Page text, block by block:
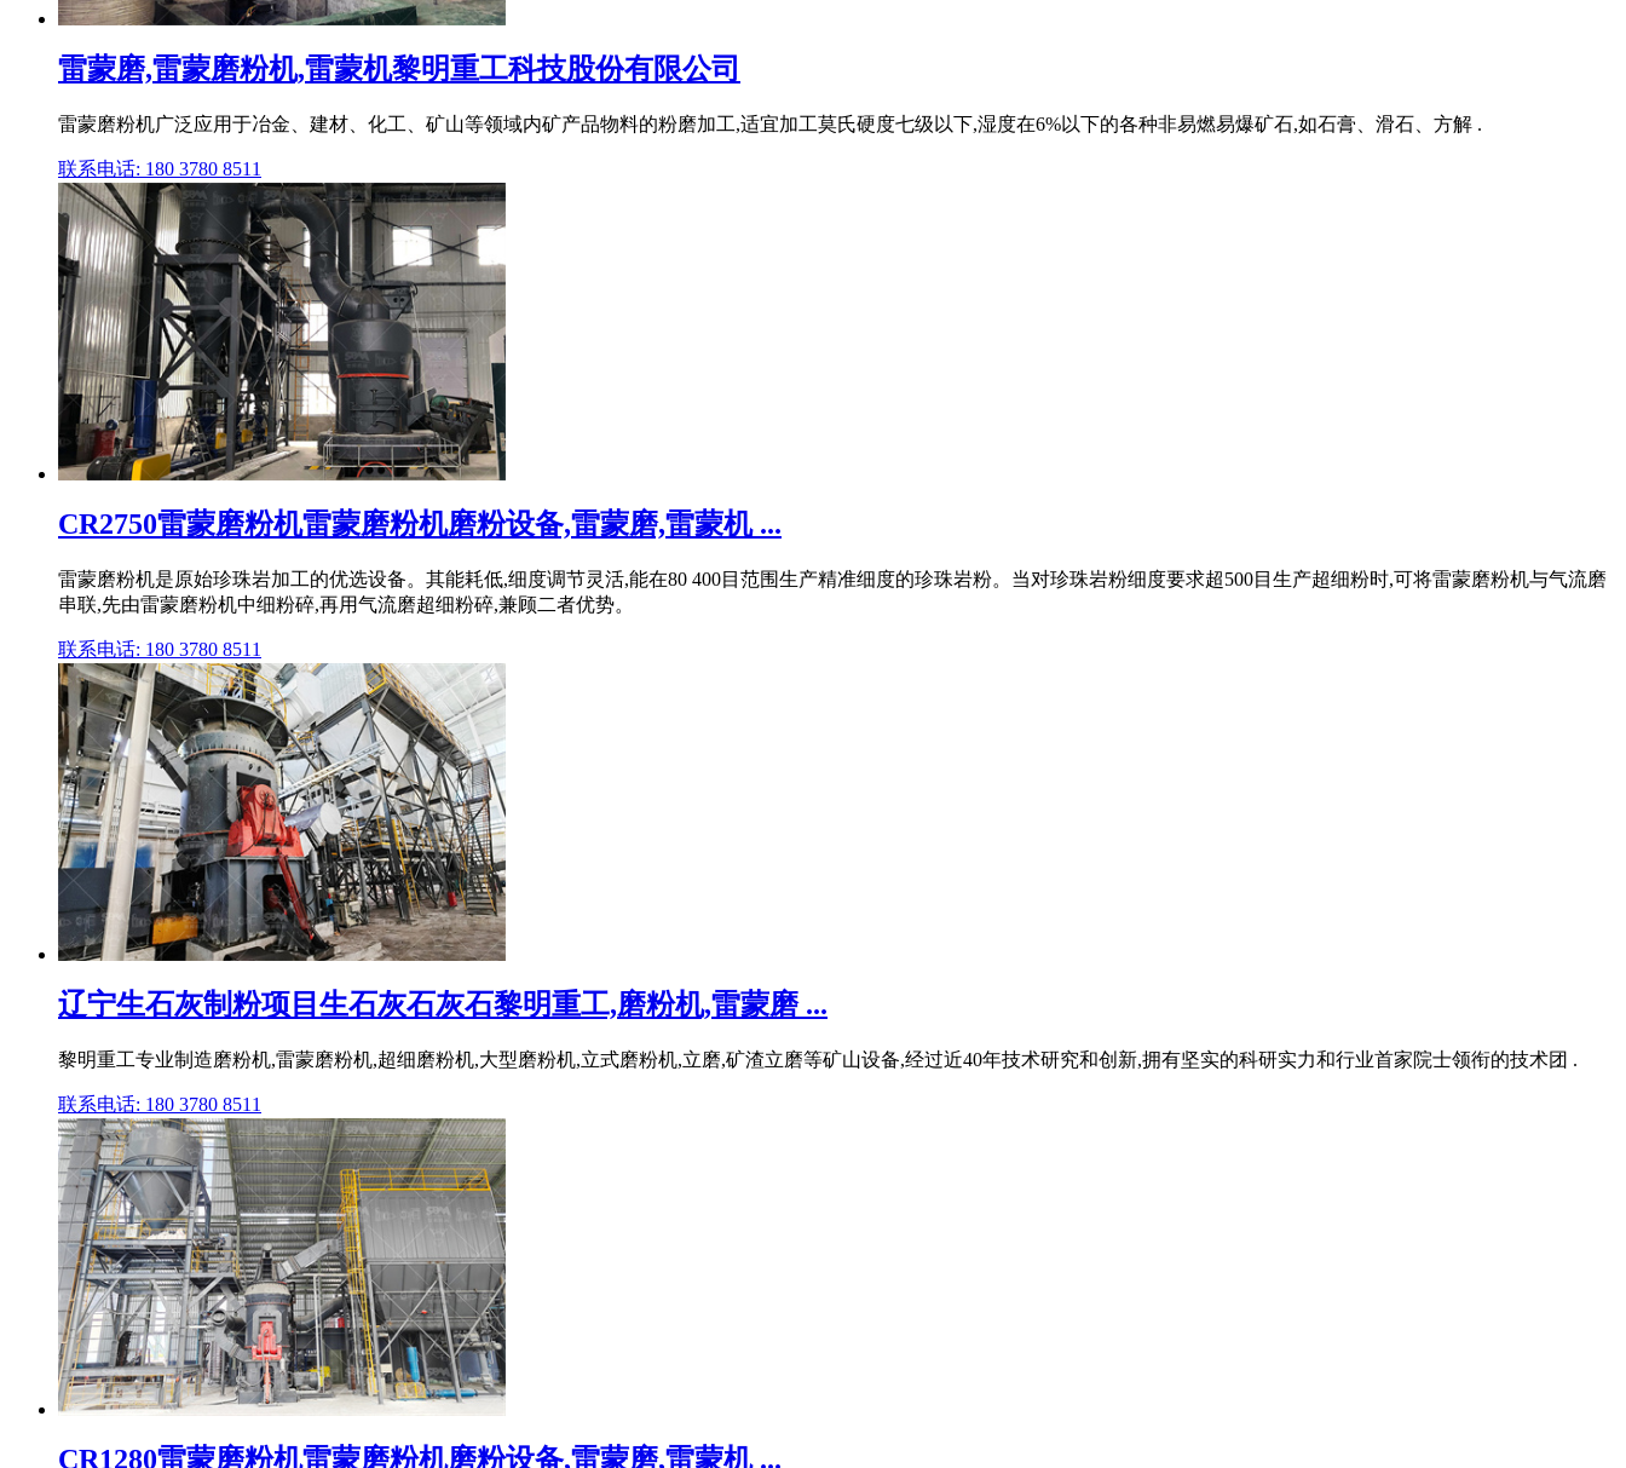
雷蒙磨,雷蒙磨粉机,雷蒙机黎明重工科技股份有限公司
雷蒙磨粉机广泛应用于冶金、建材、化工、矿山等领域内矿产品物料的粉磨加工,适宜加工莫氏硬度七级以下,湿度在6%以下的各种非易燃易爆矿石,如石膏、滑石、方解 .
联系电话: 180 3780 8511
CR2750雷蒙磨粉机雷蒙磨粉机磨粉设备,雷蒙磨,雷蒙机 ...
雷蒙磨粉机是原始珍珠岩加工的优选设备。其能耗低,细度调节灵活,能在80 400目范围生产精准细度的珍珠岩粉。当对珍珠岩粉细度要求超500目生产超细粉时,可将雷蒙磨粉机与气流磨
串联,先由雷蒙磨粉机中细粉碎,再用气流磨超细粉碎,兼顾二者优势。
联系电话: 180 3780 8511
辽宁生石灰制粉项目生石灰石灰石黎明重工,磨粉机,雷蒙磨 ...
黎明重工专业制造磨粉机,雷蒙磨粉机,超细磨粉机,大型磨粉机,立式磨粉机,立磨,矿渣立磨等矿山设备,经过近40年技术研究和创新,拥有坚实的科研实力和行业首家院士领衔的技术团 .
联系电话: 180 3780 8511
CR1280雷蒙磨粉机雷蒙磨粉机磨粉设备,雷蒙磨,雷蒙机 ...